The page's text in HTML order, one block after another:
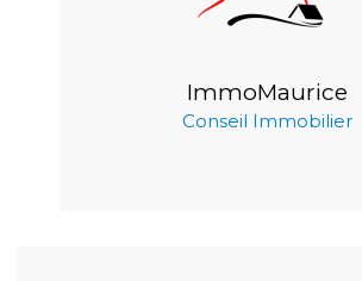
ImmoMaurice
Conseil Immobilier